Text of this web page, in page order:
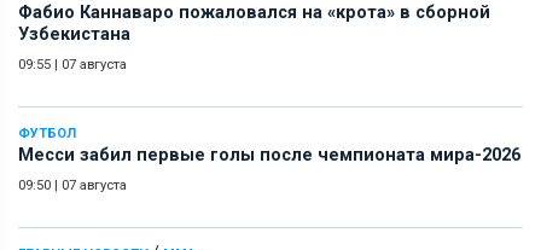
Фабио Каннаваро пожаловался на «крота» в сборной
Узбекистана
09:55 | 07 августа
ФУТБОЛ
Месси забил первые голы после чемпионата мира-2026
09:50 | 07 августа